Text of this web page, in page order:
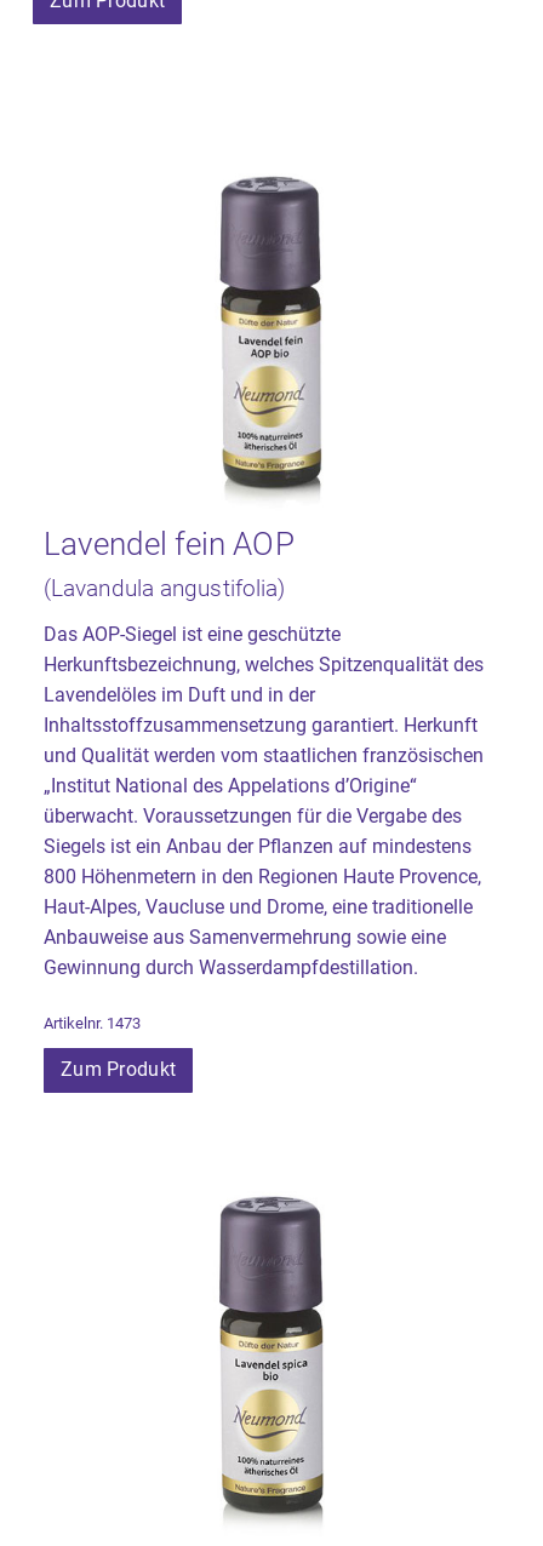
Lavendel fein AOP
(Lavandula angustifolia)
Das AOP-Siegel ist eine geschützte
Herkunftsbezeichnung, welches Spitzenqualität des
Lavendelöles im Duft und in der
Inhaltsstoffzusammensetzung garantiert. Herkunft
und Qualität werden vom staatlichen französischen
„Institut National des Appelations d’Origine“
überwacht. Voraussetzungen für die Vergabe des
Siegels ist ein Anbau der Pflanzen auf mindestens
800 Höhenmetern in den Regionen Haute Provence,
Haut-Alpes, Vaucluse und Drome, eine traditionelle
Anbauweise aus Samenvermehrung sowie eine
Gewinnung durch Wasserdampfdestillation.
Artikelnr. 1473
Zum Produkt